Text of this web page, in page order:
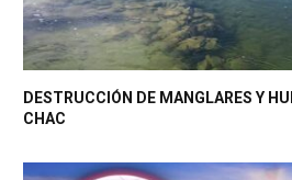
DESTRUCCIÓN DE MANGLARES Y
CHAC